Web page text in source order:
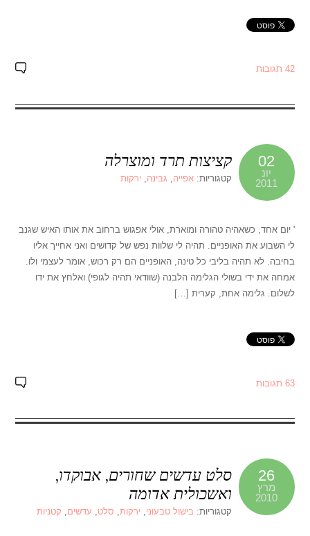
42 תגובות
02
יונ
2011
קציצות תרד ומוצרלה
קטגוריות:אפייה, גבינה,ירקות
' יום אחד, כשאהיה טהורה ומוארת, אולי אפגוש ברחוב את אותו האיש שגנב
לי השבוע את האופניים. תהיה לי שלוות נפש של קדושים ואני אחייך אליו
בחיבה. לא תהיה בליבי כל טינה, האופניים הם רק רכוש, אומר לעצמי ולו.
אמחה את ידי בשולי הגלימה הלבנה (שוודאי תהיה לגופי) ואלחץ את ידו
לשלום. גלימה אחת, קערית […]
63 תגובות
26
מרץ
2010
סלט עדשים שחורים, אבוקדו,
ואשכולית אדומה
קטגוריות:בישול טבעוני,ירקות, סלט, עדשים, קטניות